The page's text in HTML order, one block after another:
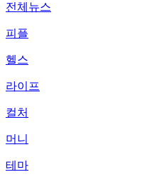
전체뉴스
피플
헬스
라이프
컬처
머니
테마